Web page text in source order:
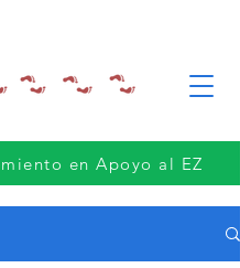
en Apoyo al EZ